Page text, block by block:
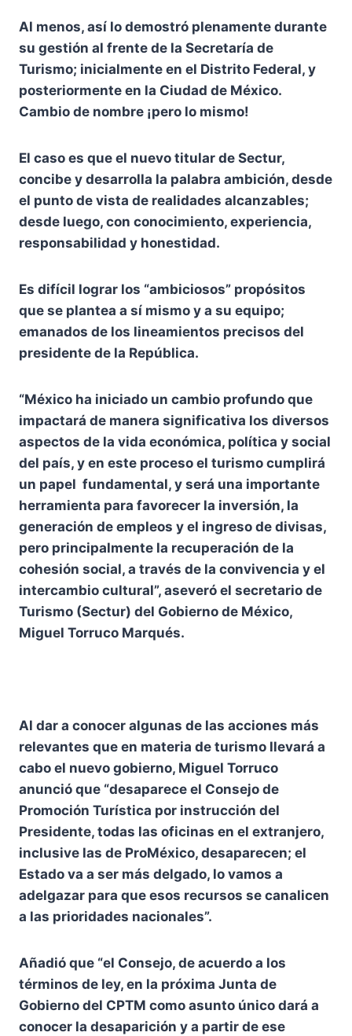
Al menos, así lo demostró plenamente durante
su gestión al frente de la Secretaría de
Turismo; inicialmente en el Distrito Federal, y
posteriormente en la Ciudad de México.
Cambio de nombre ¡pero lo mismo!
El caso es que el nuevo titular de Sectur,
concibe y desarrolla la palabra ambición, desde
el punto de vista de realidades alcanzables;
desde luego, con conocimiento, experiencia,
responsabilidad y honestidad.
Es difícil lograr los “ambiciosos” propósitos
que se plantea a sí mismo y a su equipo;
emanados de los lineamientos precisos del
presidente de la República.
“México ha iniciado un cambio profundo que
impactará de manera significativa los diversos
aspectos de la vida económica, política y social
del país, y en este proceso el turismo cumplirá
un papel fundamental, y será una importante
herramienta para favorecer la inversión, la
generación de empleos y el ingreso de divisas,
pero principalmente la recuperación de la
cohesión social, a través de la convivencia y el
intercambio cultural”, aseveró el secretario de
Turismo (Sectur) del Gobierno de México,
Miguel Torruco Marqués.
Al dar a conocer algunas de las acciones más
relevantes que en materia de turismo llevará a
cabo el nuevo gobierno, Miguel Torruco
anunció que “desaparece el Consejo de
Promoción Turística por instrucción del
Presidente, todas las oficinas en el extranjero,
inclusive las de ProMéxico, desaparecen; el
Estado va a ser más delgado, lo vamos a
adelgazar para que esos recursos se canalicen
a las prioridades nacionales”.
Añadió que “el Consejo, de acuerdo a los
términos de ley, en la próxima Junta de
Gobierno del CPTM como asunto único dará a
conocer la desaparición y a partir de ese